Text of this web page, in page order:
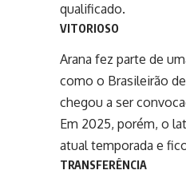
qualificado.
VITORIOSO
Arana fez parte de
como o Brasileirão
chegou a ser
Em 2025, porém, o
atual temporada e
TRANSFERÊNCIA